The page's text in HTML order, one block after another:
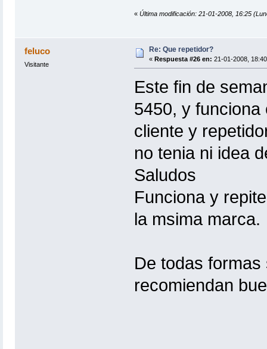
« Última modificación: 21-01-2008, 16:25
feluco
Visitante
Re: Que repetidor?
« Respuesta #26 en: 21-01-2008,
Este fin de
5450, y funciona
cliente y
no tenia ni idea
Saludos
Funciona y
la msima marca.
De todas
recomiendan